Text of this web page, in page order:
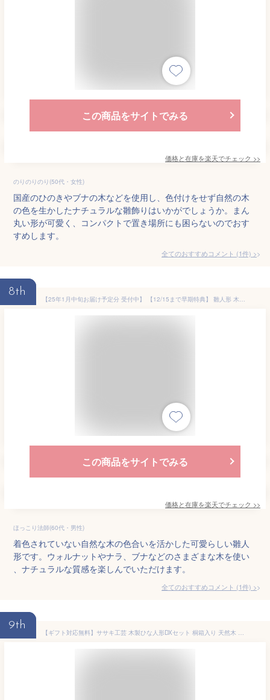
この商品をサイトでみる
価格と在庫を楽天でチェック >>
のりのりのり(50代・女性)
国産のひのきやブナの木などを使用し、色付けをせず自然の木
の色を生かしたナチュラルな雛飾りはいかがでしょうか。まん
丸い形が可愛く、コンパクトで置き場所にも困らないのでおす
すめします。
全てのおすすめコメント (1件) >
8th
【25年1月中旬お届け予定分 受付中】 【12/15まで早期特典】 雛人形 木製 おしゃれ コンパクト インテリア ひな飾り 初節句 節句 ひな人形 モダン 天然木 国産 可愛い 収納飾り 木 玄関 桃の節句 組み木 今どき 【クムキ 色 〜いろ〜 三宝雛飾り】
この商品をサイトでみる
価格と在庫を楽天でチェック >>
ほっこり法師(60代・男性)
着色されていない自然な木の色合いを活かした可愛らしい雛人
形です。ウォルナットやナラ、ブナなどのさまざまな木を使い
、ナチュラルな質感を楽しんでいただけます。
全てのおすすめコメント (1件) >
9th
【ギフト対応無料】ササキ工芸 木製ひな人形DXセット 桐箱入り 天然木 TOY-HINA-DX[雛人形 ひな人形 コンパクト おしゃれ 木製 木 雛飾り ひなかざり ひな飾り 玄関 収納飾り 親王飾り] 即納